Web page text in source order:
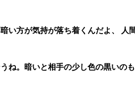
暗い方が気持が落ち着くんだよ、
うね。暗いと相手の少し色の黒いの